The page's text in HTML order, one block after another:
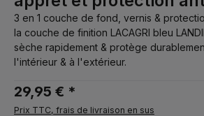
3 en 1 couche de fond, vernis &
la couche de finition LACAGRI bleu
sèche rapidement & protège
l'intérieur & à l'extérieur.
29,95 € *
Prix TTC, frais de livraison en sus